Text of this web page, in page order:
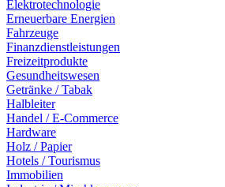
Elektrotechnologie
Erneuerbare Energien
Fahrzeuge
Finanzdienstleistungen
Freizeitprodukte
Gesundheitswesen
Getränke / Tabak
Halbleiter
Handel / E-Commerce
Hardware
Holz / Papier
Hotels / Tourismus
Immobilien